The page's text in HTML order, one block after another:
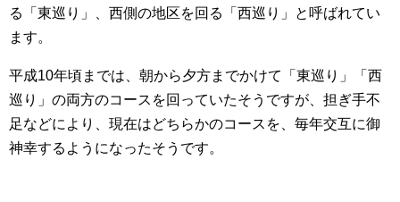
る「東巡り」、西側の地区を回る「西巡り」と呼ばれてい
ます。
平成10年頃までは、朝から夕方までかけて「東巡り」「西
巡り」の両方のコースを回っていたそうですが、担ぎ手不
足などにより、現在はどちらかのコースを、毎年交互に御
神幸するようになったそうです。